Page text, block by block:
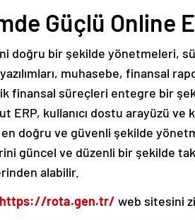
Güçlü Online
doğru bir şekilde yönetmeleri,
muhasebe, finansal
finansal süreçleri entegre bir
ERP, kullanıcı dostu arayüzü ve
doğru ve güvenli şekilde
güncel ve düzenli bir şekilde
alabilir.
https://rota.gen.tr/ web sitesini